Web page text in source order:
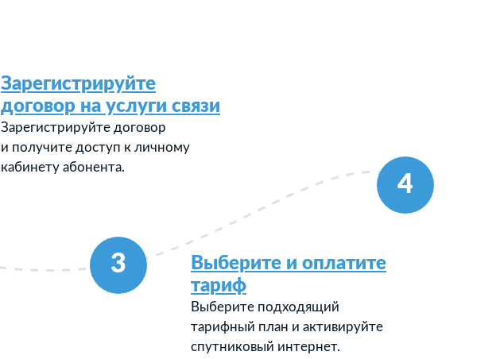
3
4
Зарегистрируйте
договор на услуги связи
Зарегистрируйте договор
и получите доступ к личному
кабинету абонента.
Выберите и оплатите
тариф
Выберите подходящий
тарифный план и активируйте
спутниковый интернет.